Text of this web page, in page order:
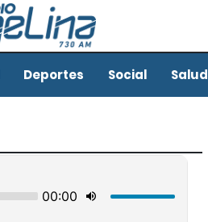
Deportes Social Salud